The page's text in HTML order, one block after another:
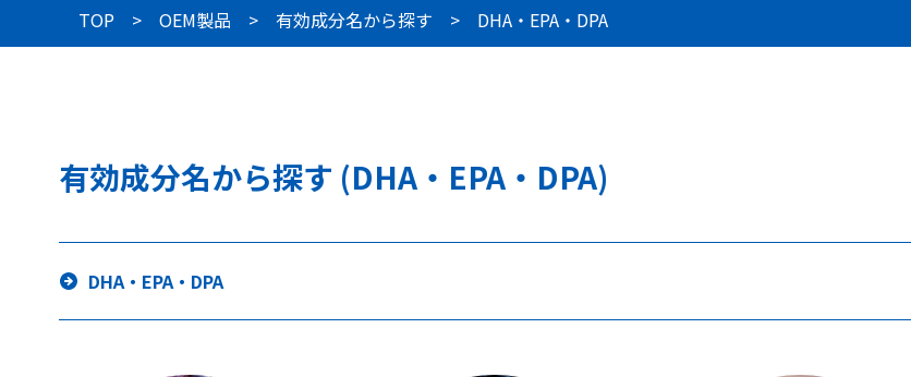
TOP OEM製品 有効成分名から探す DHA・EPA・DPA
有効成分名から探す (DHA・EPA・DPA)
DHA・EPA・DPA